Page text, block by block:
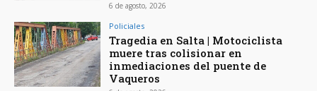
6 de agosto, 2026
Policiales
Tragedia en Salta | Motociclista
muere tras colisionar en
inmediaciones del puente de
Vaqueros